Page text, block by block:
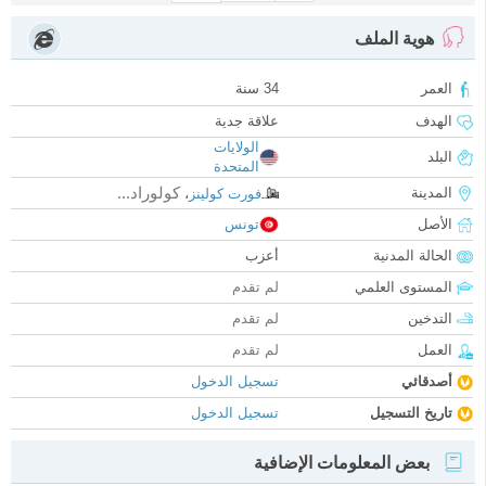
هوية الملف
العمر
34 سنة
الهدف
علاقة جدية
البلد
الولايات
المتحدة
المدينة
فورت كولينز ، كولوراد...
الأصل
تونس
الحالة المدنية
أعزب
المستوى العلمي
لم تقدم
التدخين
لم تقدم
العمل
لم تقدم
أصدقائي
تسجيل الدخول
تاريخ التسجيل
تسجيل الدخول
بعض المعلومات الإضافية